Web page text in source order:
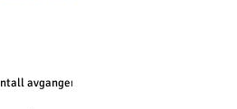
avganger